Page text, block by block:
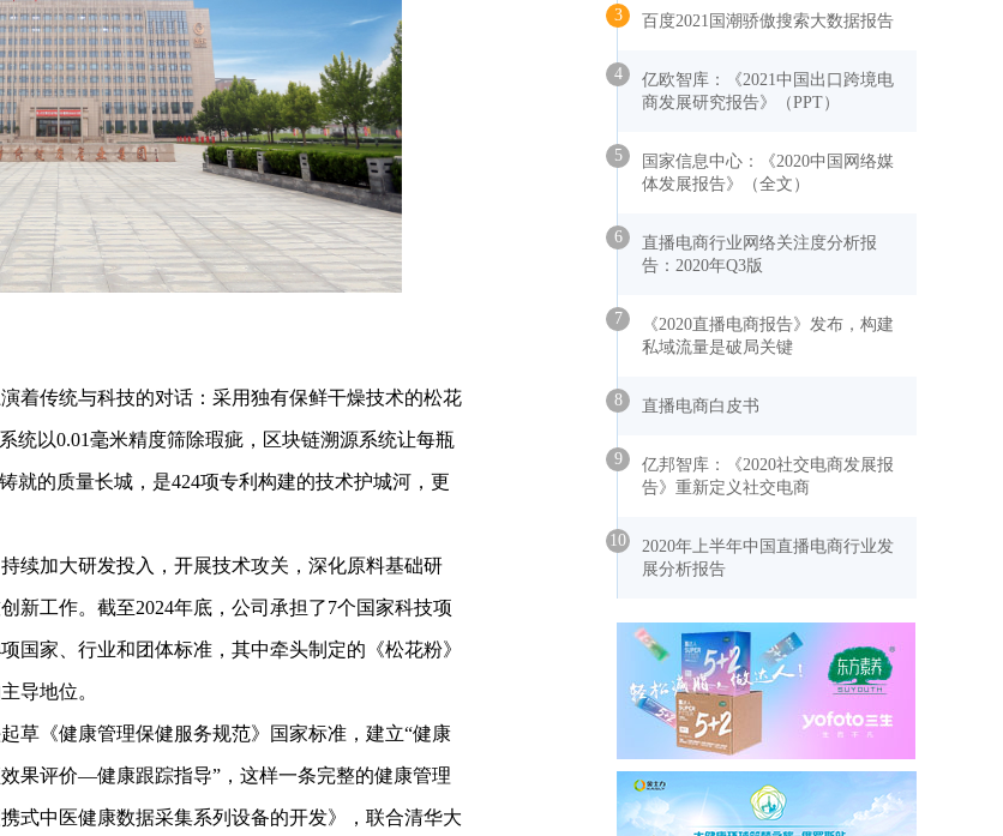
着传统与科技的对话：采用独有保鲜干燥技术的松花
统以0.01毫米精度筛除瑕疵，区块链溯源系统让每瓶
就的质量长城，是424项专利构建的技术护城河，更
续加大研发投入，开展技术攻关，深化原料基础研
新工作。截至2024年底，公司承担了7个国家科技项
国家、行业和团体标准，其中牵头制定的《松花粉》
导地位。
草《健康管理保健服务规范》国家标准，建立“健康
评价—健康跟踪指导”，这样一条完整的健康管理
式中医健康数据采集系列设备的开发》，联合清华大
3 百度2021国潮骄傲搜索大数据报告
4
亿欧智库：《2021中国出口跨境电
商发展研究报告》（PPT）
5
国家信息中心：《2020中国网络媒
体发展报告》（全文）
6
直播电商行业网络关注度分析报
告：2020年Q3版
7
《2020直播电商报告》发布，构建
私域流量是破局关键
8 直播电商白皮书
9
亿邦智库：《2020社交电商发展报
告》重新定义社交电商
10
2020年上半年中国直播电商行业发
展分析报告